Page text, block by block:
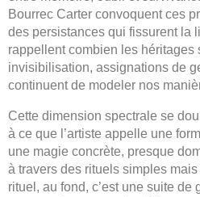
Bourrec Carter convoquent ces
des persistances qui fissurent la
rappellent combien les héritages
invisibilisation, assignations de
continuent de modeler nos
Cette dimension spectrale se
à ce que l’artiste appelle une
une magie concrète, presque
à travers des rituels simples
rituel, au fond, c’est une suite de